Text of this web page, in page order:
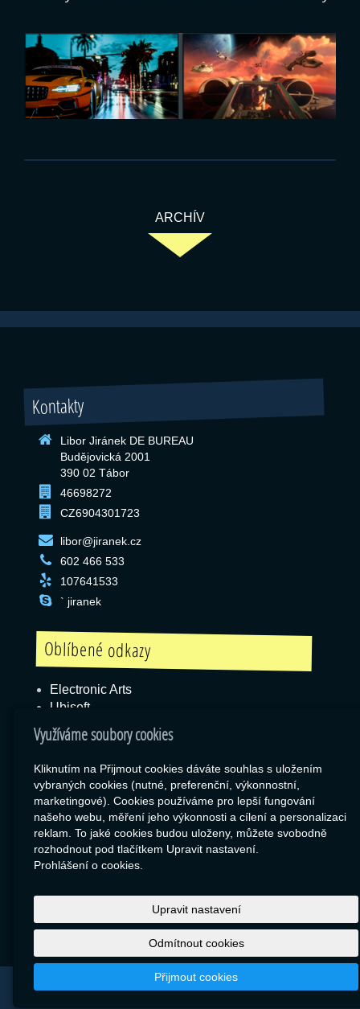
ARCHÍV
Kontakty
Libor Jiránek DE BUREAU
Budějovická 2001
390 02 Tábor
46698272
CZ6904301723
libor@jiranek.cz
602 466 533
107641533
` jiranek
Oblíbené odkazy
Electronic Arts
Ubisoft
Blizzard
Box
Export zboží
RSS
SEO Rozcestník
Libor Jiránek DE BUREAU
Využíváme soubory cookies
Kliknutím na Přijmout cookies dáváte souhlas s uložením
vybraných cookies (nutné, preferenční, výkonnostní,
marketingové). Cookies používáme pro lepší fungování
našeho webu, měření jeho výkonnosti a cílení a personalizaci
reklam. To jaké cookies budou uloženy, můžete svobodně
rozhodnout pod tlačítkem Upravit nastavení.
Prohlášení o cookies.
Upravit nastavení
Odmítnout cookies
Přijmout cookies